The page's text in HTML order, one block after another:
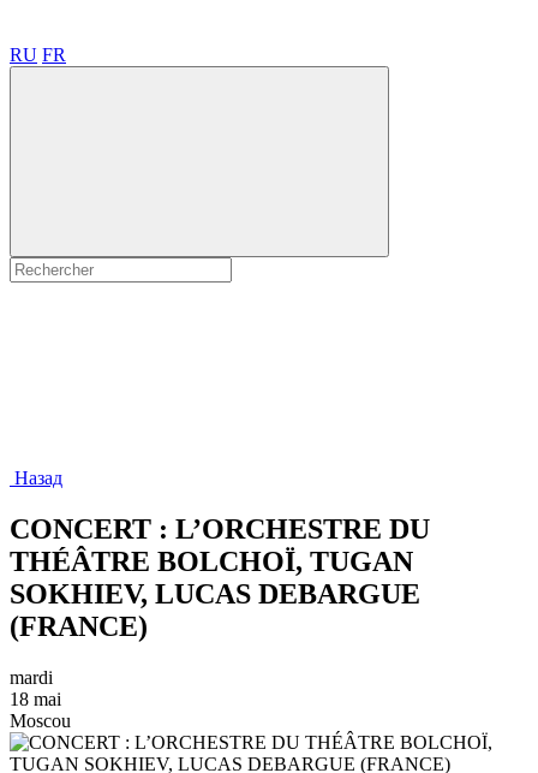
RU FR
Назад
CONCERT : L’ORCHESTRE DU
THÉÂTRE BOLCHOÏ, TUGAN
SOKHIEV, LUCAS DEBARGUE
(FRANCE)
mardi
18 mai
Moscou